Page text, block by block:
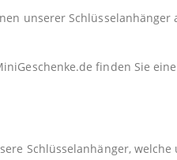
unserer
finden Sie
Schlüsselanhänger,